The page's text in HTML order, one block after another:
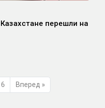
перешли на
6 Вперед »